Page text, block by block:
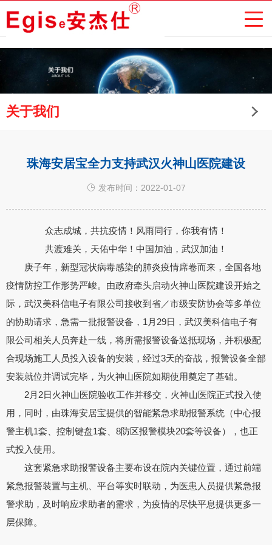
关于我们
珠海安居宝全力支持武汉火神山医院建设
发布时间：2022-01-07
众志成城，共抗疫情！风雨同行，你我有情！
共渡难关，天佑中华！中国加油，武汉加油！
庚子年，新型冠状病毒感染的肺炎疫情席卷而来，全国各地
疫情防控工作形势严峻。由政府牵头启动火神山医院建设开始之
际，武汉美科信电子有限公司接收到省／市级安防协会等多单位
的协助请求，急需一批报警设备，1月29日，武汉美科信电子有
限公司相关人员奔赴一线，将所需报警设备送抵现场，并积极配
合现场施工人员投入设备的安装，经过3天的奋战，报警设备全部
安装就位并调试完毕，为火神山医院如期使用奠定了基础。
2月2日火神山医院验收工作并移交，火神山医院正式投入使
用，同时，由珠海安居宝提供的智能紧急求助报警系统（中心报
警主机1套、控制键盘1套、8防区报警模块20套等设备），也正
式投入使用。
这套紧急求助报警设备主要布设在院内关键位置，通过前端
紧急报警装置与主机、平台等实时联动，为医患人员提供紧急报
警求助，及时响应求助者的需求，为疫情的尽快平息提供更多一
层保障。